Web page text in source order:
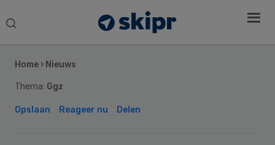
Search
Home › Nieuws
Thema: Ggz
Opslaan Reageer nu Delen
Sidebar